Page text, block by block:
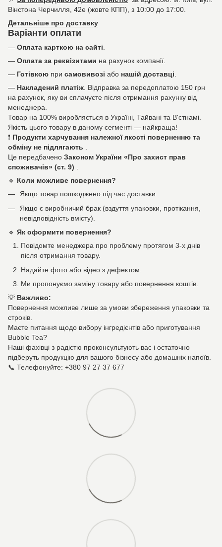
Вінстона Черчилля, 42е (жовте КПП), з 10:00 до 17:00.
Детальніше про доставку
Варіанти оплати
— Оплата карткою на сайті.
— Оплата за реквізитами на рахунок компанії.
— Готівкою при самовивозі або нашій доставці.
— Накладений платіж. Відправка за передоплатою 150 грн
на рахунок, яку ви сплачуєте після отримання рахунку від
менеджера.
Товар на 100% виробляється в Україні, Тайвані та В'єтнамі.
Якість цього товару в даному сегменті — найкраща!
❗ Продукти харчування належної якості поверненню та
обміну не підлягають .
Це передбачено Законом України «Про захист прав
споживачів» (ст. 9) .
🔹 Коли можливе повернення?
Якщо товар пошкоджено під час доставки.
Якщо є виробничий брак (вздуття упаковки, протікання,
невідповідність вмісту).
🔹 Як оформити повернення?
Повідомте менеджера про проблему протягом 3-х днів
після отримання товару.
Надайте фото або відео з дефектом.
Ми пропонуємо заміну товару або повернення коштів.
💡 Важливо:
Повернення можливе лише за умови збереження упаковки та
строків.
Маєте питання щодо вибору інгредієнтів або приготування
Bubble Tea?
Наші фахівці з радістю проконсультують вас і остаточно
підберуть продукцію для вашого бізнесу або домашніх напоїв.
📞 Телефонуйте: +380 97 27 37 677